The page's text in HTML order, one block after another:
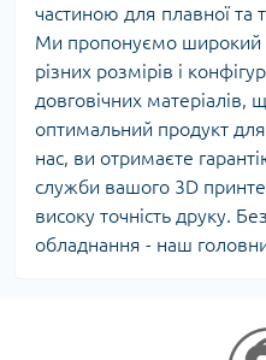
частиною для плавної та
Ми пропонуємо широкий
різних розмірів і
довговічних
оптимальний продукт
нас, ви отримаєте
служби вашого 3D
високу точність друку.
обладнання - наш